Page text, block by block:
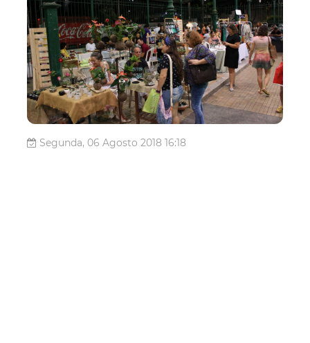
Segunda, 06 Agosto 2018 16:18